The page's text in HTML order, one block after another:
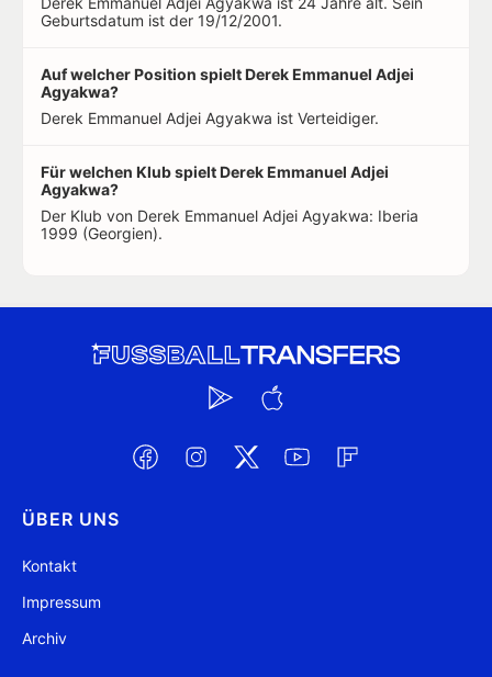
Geburtsdatum ist der 19/12/2001.
Auf welcher Position spielt Derek Emmanuel Adjei
Agyakwa?
Derek Emmanuel Adjei Agyakwa ist Verteidiger.
Für welchen Klub spielt Derek Emmanuel Adjei
Agyakwa?
Der Klub von Derek Emmanuel Adjei Agyakwa: Iberia
1999 (Georgien).
ÜBER UNS
Kontakt
Impressum
Archiv